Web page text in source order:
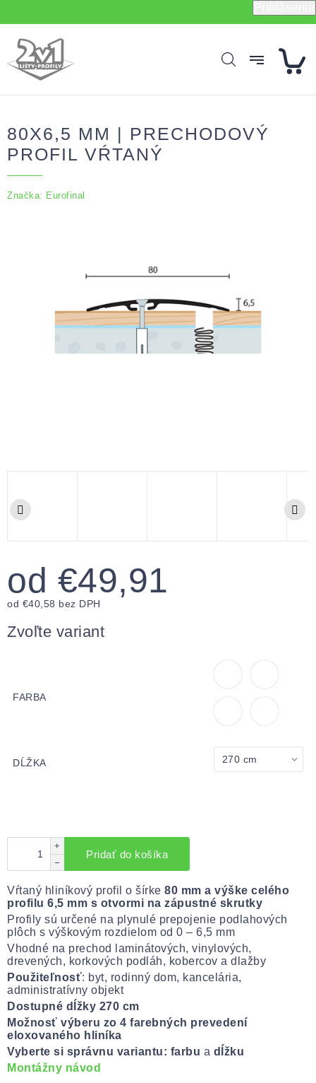
80X6,5 MM | PRECHODOVÝ
PROFIL VŔTANÝ
Značka: Eurofinal
od €49,91
od €40,58 bez DPH
cena:
Zvoľte variant
FARBA
DĹŽKA
+
−
Pridať do košíka
Vŕtaný hliníkový profil o šírke 80 mm a výške celého
profilu 6,5 mm s otvormi na zápustné skrutky
Profily sú určené na plynulé prepojenie podlahových
plôch s výškovým rozdielom od 0 – 6,5 mm
Vhodné na prechod laminátových, vinylových,
drevených, korkových podláh, kobercov a dlažby
Použiteľnosť: byt, rodinný dom, kancelária,
administratívny objekt
Dostupné dĺžky 270 cm
Možnosť výberu zo 4 farebných prevedení
eloxovaného hliníka
Vyberte si správnu variantu: farbu a dĺžku
Montážny návod